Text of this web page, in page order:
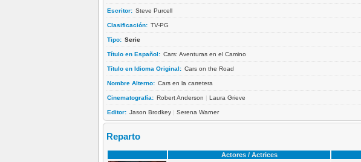
Escritor: Steve Purcell
Clasificación: TV-PG
Tipo: Serie
Título en Español: Cars: Aventuras en el Camino
Título en Idioma Original: Cars on the Road
Nombre Alterno: Cars en la carretera
Cinematografía: Robert Anderson | Laura Grieve
Editor: Jason Brodkey | Serena Warner
Reparto
Actores / Actrices